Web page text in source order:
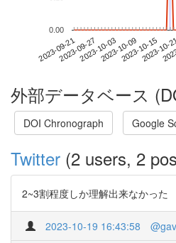
2023-09-212023-09-272023-10-032023-10-092023-10-15
2023-10-
0.00
外部データベース
DOI Chronograph Google
Twitter (2 users, 2
2~3割程度しか理解出来なかった
2023-10-19 16:43:58